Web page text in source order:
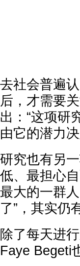
去社会普遍
后，才需要
出：“这项研
由它的潜力
研究也有另
低、最担心
最大的一群
了”，其实仍
除了每天进
Faye Begeti